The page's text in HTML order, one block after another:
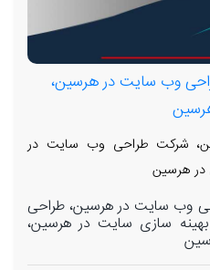
وب سایت در هرسین،
شرکت طراحی وب سایت در
در هرسین
وب سایت در هرسین، طراحی
بهینه سازی سایت در هرسین،